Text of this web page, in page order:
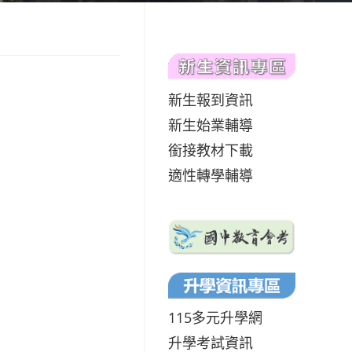
新生報到資訊
新生始業輔導
銜接教材下載
適性轉學輔導
115多元升學網
升學考試資訊